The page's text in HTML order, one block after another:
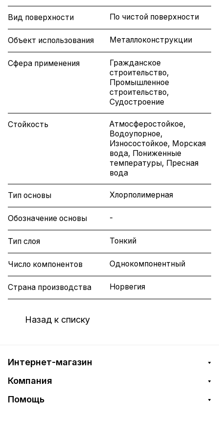
Вид поверхности По чистой поверхности
Объект использования Металлоконструкции
Сфера применения
Гражданское
строительство,
Промышленное
строительство,
Судостроение
Стойкость
Атмосферостойкое,
Водоупорное,
Износостойкое, Морская
вода, Пониженные
температуры, Пресная
вода
Тип основы Хлорполимерная
Обозначение основы -
Тип слоя Тонкий
Число компонентов Однокомпонентный
Страна производства Норвегия
Назад к списку
Интернет-магазин
Компания
Помощь